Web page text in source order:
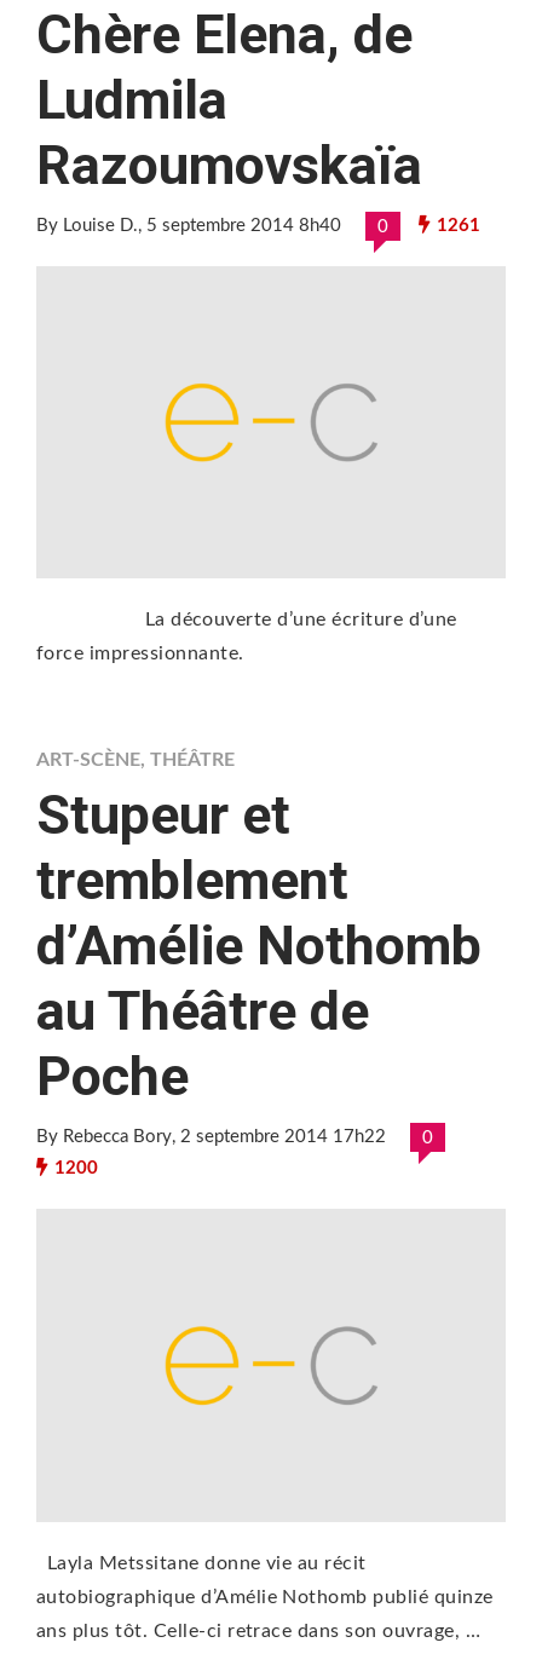
Chère Elena, de
Ludmila
Razoumovskaïa
By Louise D., 5 septembre 2014 8h40 0 1261
La découverte d’une écriture d’une
force impressionnante.
ART-SCÈNE, THÉÂTRE
Stupeur et
tremblement
d’Amélie Nothomb
au Théâtre de
Poche
By Rebecca Bory, 2 septembre 2014 17h22
0
1200
Layla Metssitane donne vie au récit
autobiographique d’Amélie Nothomb publié quinze
ans plus tôt. Celle-ci retrace dans son ouvrage, …